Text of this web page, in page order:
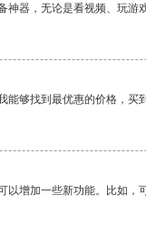
神器，无论是看视频、玩游
够找到最优惠的价格，买
以增加一些新功能。比如，